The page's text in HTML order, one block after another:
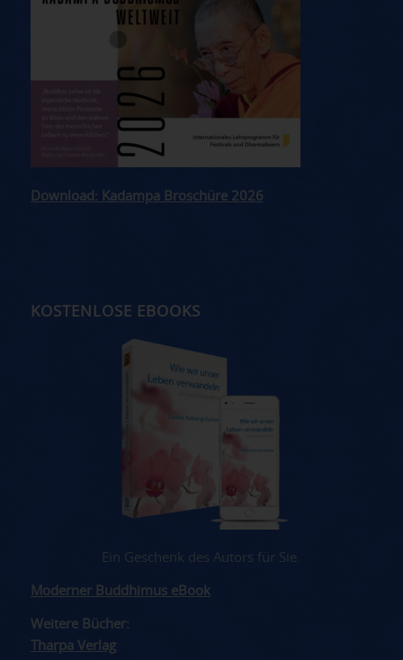
Download: Kadampa Broschüre 2026
KOSTENLOSE EBOOKS
Ein Geschenk des Autors für Sie.
Moderner Buddhimus eBook
Weitere Bücher:
Tharpa Verlag